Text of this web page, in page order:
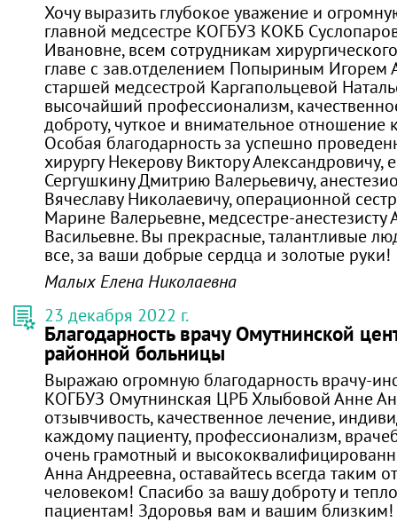
Хочу выразить глубокое уважение и
главной медсестре КОГБУЗ КОКБ
Ивановне, всем сотрудникам
главе с зав.отделением Попыриным Игорем
старшей медсестрой Каргапольцевой
высочайший профессионализм,
доброту, чуткое и внимательное отношение
Особая благодарность за успешно
хирургу Некерову Виктору Александровичу,
Сергушкину Дмитрию Валерьевичу,
Вячеславу Николаевичу, операционной
Марине Валерьевне, медсестре-анестезисту
Васильевне. Вы прекрасные, талантливые
все, за ваши добрые сердца и золотые руки!
Малых Елена Николаевна
23 декабря 2022 г.
Благодарность врачу Омутнинской
районной больницы
Выражаю огромную благодарность врачу-
КОГБУЗ Омутнинская ЦРБ Хлыбовой Анне
отзывчивость, качественное лечение,
каждому пациенту, профессионализм,
очень грамотный и
Анна Андреевна, оставайтесь всегда таким
человеком! Спасибо за вашу доброту и
пациентам! Здоровья вам и вашим близким!